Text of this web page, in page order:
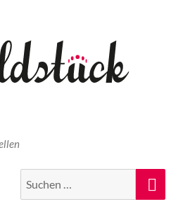
nach: